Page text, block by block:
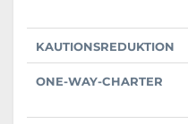
KAUTIONSREDUKTION
ONE-WAY-CHARTER